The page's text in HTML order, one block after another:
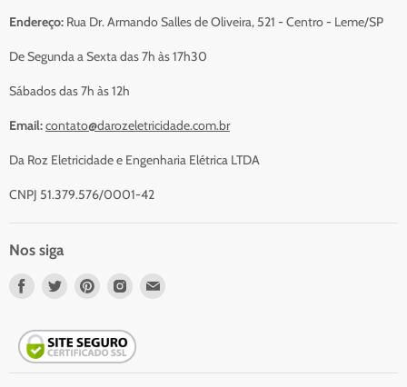
Sobre Nós
Endereço: Rua Dr. Armando Salles de Oliveira, 521 - Centro - Leme/SP
De Segunda a Sexta das 7h às 17h30
Sábados das 7h às 12h
Email:contato@darozeletricidade.com.br
Da Roz Eletricidade e Engenharia Elétrica LTDA
CNPJ 51.379.576/0001-42
Nos siga
Nos
em
Facebook
Nos
em
Twitter
Nos
em
Pinterest
Nos
Instagram